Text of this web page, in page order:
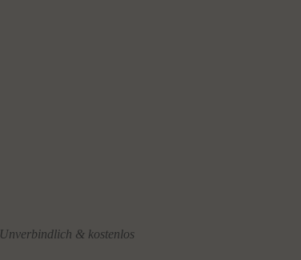
Unverbindlich & kostenlos